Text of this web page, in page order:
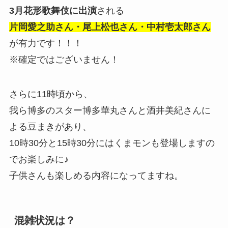
3月花形歌舞伎に出演される
片岡愛之助さん・尾上松也さん・中村壱太郎さん
が有力です！！！
※確定ではございません！
さらに11時頃から、
我ら博多のスター博多華丸さんと酒井美紀さんに
よる豆まきがあり、
10時30分と15時30分にはくまモンも登場しますの
でお楽しみに♪
子供さんも楽しめる内容になってますね。
混雑状況は？